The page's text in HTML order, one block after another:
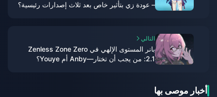
– عودة زي بتأثير خاص بعد ثلاث إصدارات رئيسية؟
التالي
بانر المستوى الإلهي في Zenless Zone Zero
2.1: من يجب أن تختار—Anby أم Youye؟
أخبار موصى بها